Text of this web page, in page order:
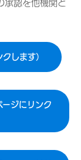
承認を他機関と
します）
ジにリンク